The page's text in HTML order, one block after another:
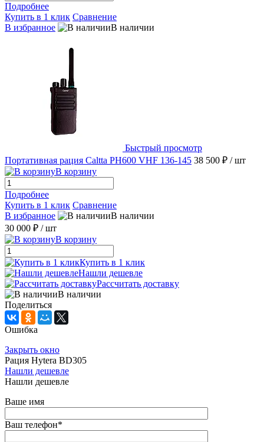
Подробнее
Купить в 1 клик Сравнение
В избранное
В наличии
Быстрый просмотр
Портативная рация Caltta PH600 VHF 136-145 38 500 ₽ / шт
В корзину
Подробнее
Купить в 1 клик Сравнение
В избранное
В наличии
30 000 ₽ / шт
В корзину
Купить в 1 клик
Нашли дешевле
Рассчитать доставку
В наличии
Поделиться
Ошибка
Закрыть окно
Рация Hytera BD305
Нашли дешевле
Нашли дешевле
Ваше имя
Ваш телефон*